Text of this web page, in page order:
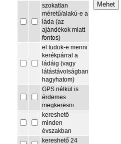
szokatlan
méretű/alakú-e a
láda (az
ajándékok miatt
fontos)
el tudok-e menni
kerékpárral a
ládáig (vagy
látástávolságban
hagyhatom)
GPS nélkül is
érdemes
megkeresni
kereshető
minden
évszakban
kereshető 24